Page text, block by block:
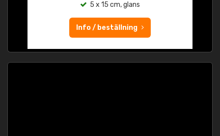
5 x 15 cm, glans
Info / beställning